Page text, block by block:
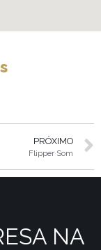
PRÓXIMO
Flipper Som
NA